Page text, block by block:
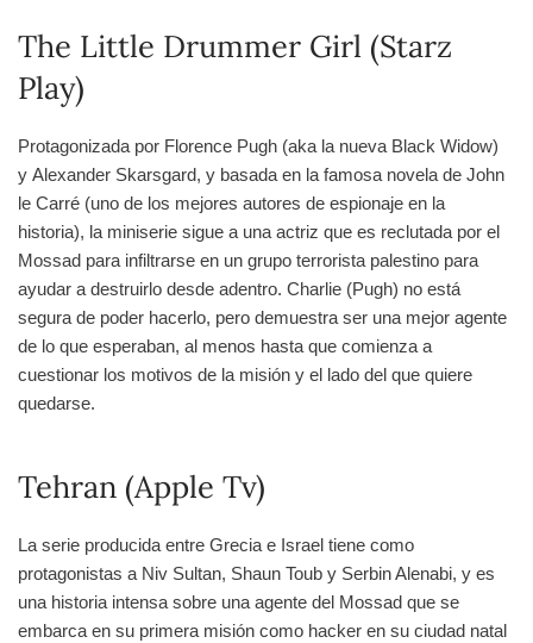
The Little Drummer Girl (Starz
Play)
Protagonizada por Florence Pugh (aka la nueva Black Widow)
y Alexander Skarsgard, y basada en la famosa novela de John
le Carré (uno de los mejores autores de espionaje en la
historia), la miniserie sigue a una actriz que es reclutada por el
Mossad para infiltrarse en un grupo terrorista palestino para
ayudar a destruirlo desde adentro. Charlie (Pugh) no está
segura de poder hacerlo, pero demuestra ser una mejor agente
de lo que esperaban, al menos hasta que comienza a
cuestionar los motivos de la misión y el lado del que quiere
quedarse.
Tehran (Apple Tv)
La serie producida entre Grecia e Israel tiene como
protagonistas a Niv Sultan, Shaun Toub y Serbin Alenabi, y es
una historia intensa sobre una agente del Mossad que se
embarca en su primera misión como hacker en su ciudad natal